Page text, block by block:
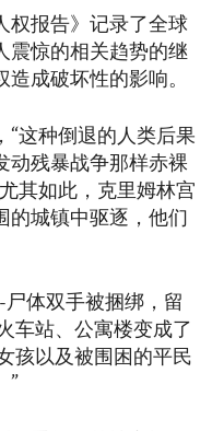
权报告》记录了全球
震惊的相关趋势的继
成破坏性的影响。
“这种倒退的人类后果
动残暴战争那样赤裸
其如此，克里姆林宫
的城镇中驱逐，他们
体双手被捆绑，留
车站、公寓楼变成了
孩以及被围困的平民
”